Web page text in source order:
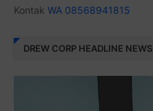
Kontak WA 08568941815
DREW CORP HEADLINE NEWS